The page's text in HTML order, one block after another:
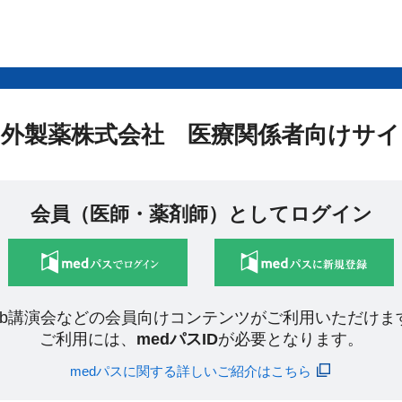
製薬株式会社 医療関係者向けサ
会員（医師・薬剤師）としてログイン
講演会などの会員向けコンテンツがご利用いただけま
ご利用には、 medパスIDが必要となります。
medパスに関する詳しいご紹介はこちら